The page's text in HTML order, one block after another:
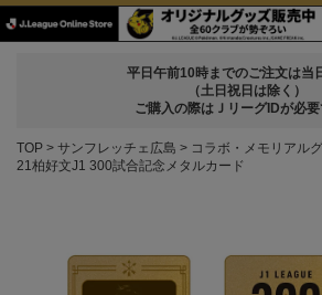
平日午前10時までのご注文は当
（土日祝日は除く）
ご購入の際はＪリーグIDが必要
TOP サンフレッチェ広島
コラボ・メモリアル
21柏好文J1 300試合記念メタルカード